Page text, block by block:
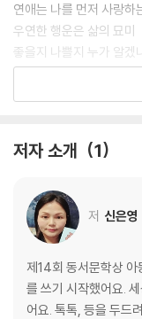
연애는 나를 먼저 사랑하
우연한 행운은 삶의 묘미
좋을지 나쁠지 누가 알겠
나를 키우는 고운 말
말의 크기는 마음의 크기
2장 당신 곁에 있을게요
넌 얼마나 슬펐을까
날아라! 연탄재 슈퍼맨
안 아픈 손가락, 참 아픈
그을린 오동나무 이야기
당신과 나의 타이밍
저자 소개 1
저 신은영
제14회 동서문학상
를 쓰기 시작했어요.
어요. 톡톡, 등을 두드